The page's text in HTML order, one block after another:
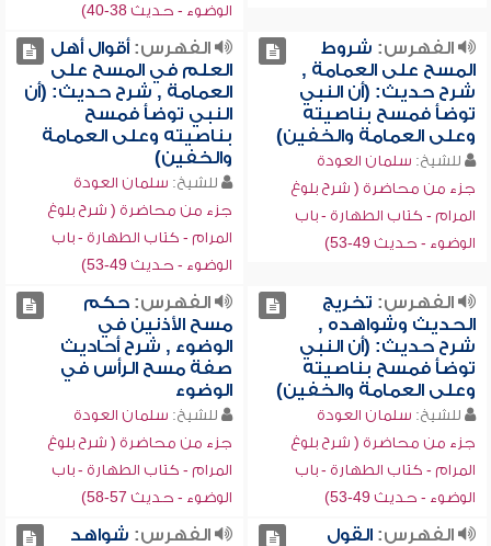
الوضوء - حديث 38-40)
الفهرس: شروط
المسح على العمامة ,
شرح حديث: (أن النبي
توضأ فمسح بناصيته
وعلى العمامة والخفين)
للشيخ: سلمان العودة
جزء من محاضرة ( شرح بلوغ
المرام - كتاب الطهارة - باب
الوضوء - حديث 49-53)
الفهرس:أقوال أهل
العلم في المسح على
العمامة , شرح حديث: (أن
النبي توضأ فمسح
بناصيته وعلى العمامة
والخفين)
للشيخ: سلمان العودة
جزء من محاضرة ( شرح بلوغ
المرام - كتاب الطهارة - باب
الوضوء - حديث 49-53)
الفهرس: تخريج
الحديث وشواهده ,
شرح حديث: (أن النبي
توضأ فمسح بناصيته
وعلى العمامة والخفين)
للشيخ: سلمان العودة
جزء من محاضرة ( شرح بلوغ
المرام - كتاب الطهارة - باب
الوضوء - حديث 49-53)
الفهرس:حكم
مسح الأذنين في
الوضوء , شرح أحاديث
صفة مسح الرأس في
الوضوء
للشيخ: سلمان العودة
جزء من محاضرة ( شرح بلوغ
المرام - كتاب الطهارة - باب
الوضوء - حديث 57-58)
الفهرس:القول
الفهرس: شواهد